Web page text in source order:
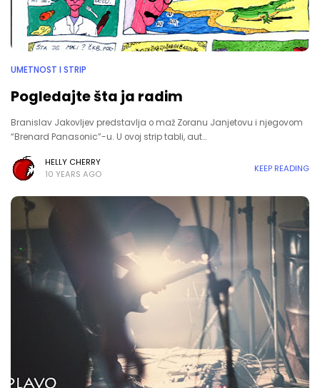
UMETNOST I STRIP
Pogledajte šta ja radim
Branislav Jakovljev predstavlja o maž Zoranu Janjetovu i njegovom
“Brenard Panasonic”-u. U ovoj strip tabli, aut…
HELLY CHERRY
10 YEARS AGO
KEEP READING